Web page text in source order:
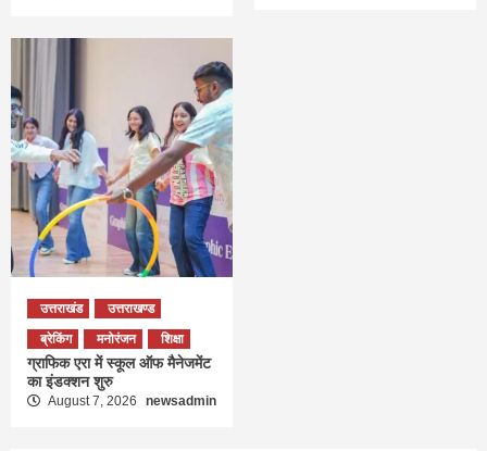
उत्तराखंड
उत्तराखण्ड
ब्रेकिंग
मनोरंजन शिक्षा
ग्राफिक एरा में स्कूल ऑफ मैनेजमेंट
का इंडक्शन शुरु
August 7, 2026 newsadmin